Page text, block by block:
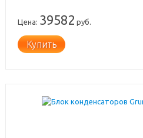
Цена: 39582 руб.
Купить